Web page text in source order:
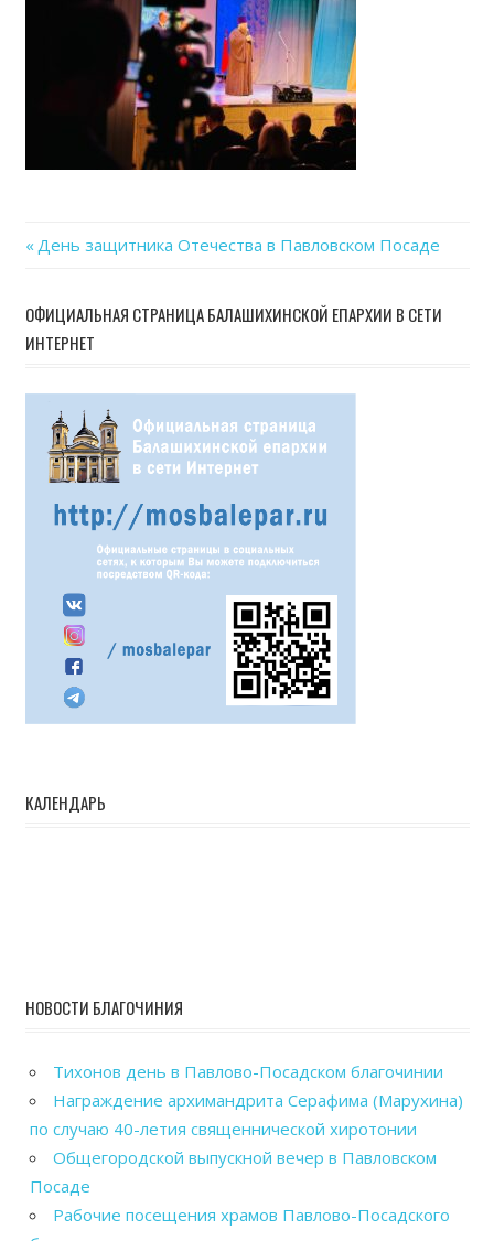
по
записям
Previous
День защитника Отечества в Павловском Посаде
ОФИЦИАЛЬНАЯ СТРАНИЦА БАЛАШИХИНСКОЙ ЕПАРХИИ В СЕТИ
ИНТЕРНЕТ
КАЛЕНДАРЬ
НОВОСТИ БЛАГОЧИНИЯ
Тихонов день в Павлово-Посадском благочинии
Награждение архимандрита Серафима (Марухина)
по случаю 40-летия священнической хиротонии
Общегородской выпускной вечер в Павловском
Посаде
Рабочие посещения храмов Павлово-Посадского